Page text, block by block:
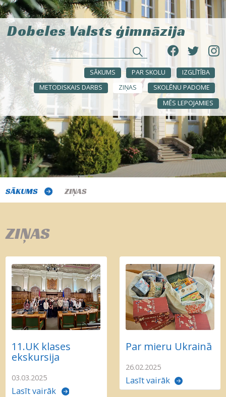
Dobeles Valsts ģimnāzija
SĀKUMS PAR SKOLU
IZGLĪTĪBA
METODISKAIS DARBS
ZIŅAS
SKOLĒNU PADOME
MĒS LEPOJAMIES
SĀKUMS ZIŅAS
ZIŅAS
11.UK klases
ekskursija
03.03.2025
Lasīt vairāk
Par mieru Ukrainā
26.02.2025
Lasīt vairāk